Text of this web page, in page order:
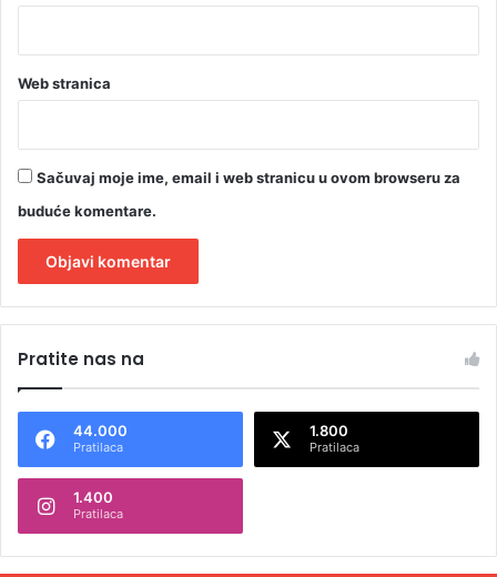
Web stranica
Sačuvaj moje ime, email i web stranicu u ovom browseru za
buduće komentare.
t
n
t
Pratite nas na
44.000
Pratilaca
1.800
Pratilaca
1.400
Pratilaca